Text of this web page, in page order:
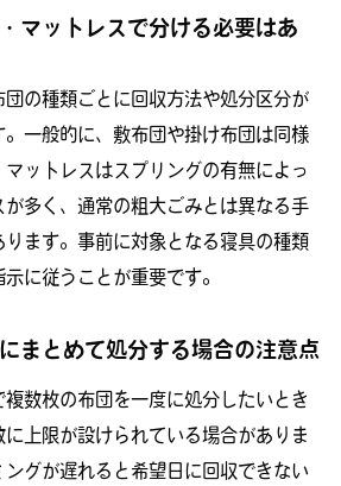
マットレスで分ける必要はあ
団の種類ごとに回収方法や処分区分が
一般的に、敷布団や掛け布団は同様
ットレスはスプリングの有無によっ
多く、通常の粗大ごみとは異なる手
ます。事前に対象となる寝具の種類
に従うことが重要です。
まとめて処分する場合の注意点
数枚の布団を一度に処分したいとき
上限が設けられている場合がありま
グが遅れると希望日に回収できない